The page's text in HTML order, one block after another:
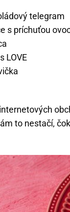
telegram
s príchuťou
LOVE
to nestačí,